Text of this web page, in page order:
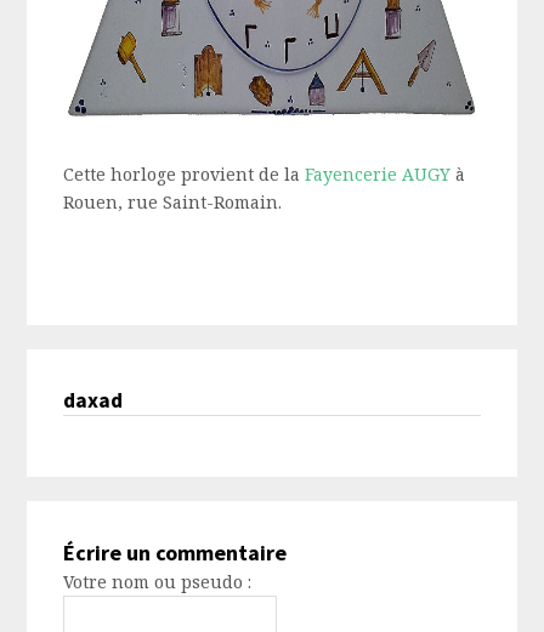
Cette horloge provient de laFayencerie AUGY à
Rouen, rue Saint-Romain.
daxad
Écrire un commentaire
Votre nom ou pseudo :